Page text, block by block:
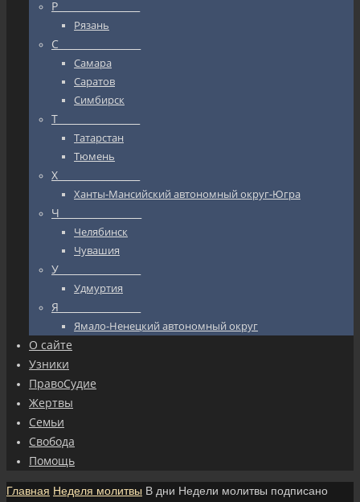
Р_________________
Рязань
С_________________
Самара
Саратов
Симбирск
Т_________________
Татарстан
Тюмень
Х_________________
Ханты-Мансийский автономный округ-Югра
Ч_________________
Челябинск
Чувашия
У_________________
Удмуртия
Я_________________
Ямало-Ненецкий автономный округ
О сайте
Узники
ПравоСудие
Жертвы
Семьи
Свобода
Помощь
Главная Неделя молитвы В дни Недели молитвы подписано